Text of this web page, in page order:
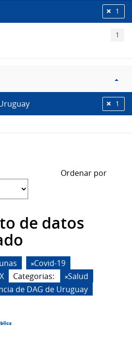
1
1
1
Ordenar por
de datos
Covid-19
Categorias:
Salud
de DAG de Uruguay